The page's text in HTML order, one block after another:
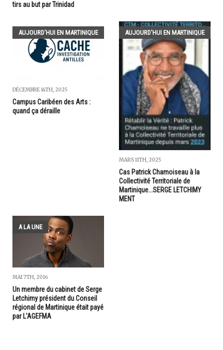
tirs au but par Trinidad
AUJOURD'HUI EN MARTINIQUE
DÉCEMBRE 14TH, 2025
Campus Caribéen des Arts :
quand ça déraille
AUJOURD'HUI EN MARTINIQUE
MARS 11TH, 2025
Cas Patrick Chamoiseau à la
Collectivité Territoriale de
Martinique...SERGE LETCHIMY
MENT
A LA UNE
MAI 7TH, 2016
Un membre du cabinet de Serge
Letchimy président du Conseil
régional de Martinique était payé
par L'AGEFMA